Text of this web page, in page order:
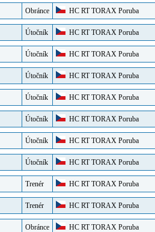
Obránce HC RT TORAX Poruba
Útočník HC RT TORAX Poruba
Útočník HC RT TORAX Poruba
Útočník HC RT TORAX Poruba
Útočník HC RT TORAX Poruba
Útočník HC RT TORAX Poruba
Útočník HC RT TORAX Poruba
Útočník HC RT TORAX Poruba
Trenér HC RT TORAX Poruba
Trenér HC RT TORAX Poruba
Obránce HC RT TORAX Poruba